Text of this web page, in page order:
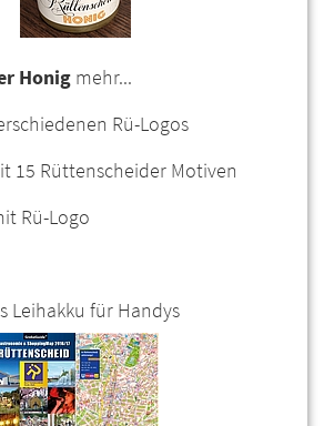
Honig mehr...
Rü-Logos
15 Rüttenscheider Motiven
Rü-Logo
Leihakku für Handys